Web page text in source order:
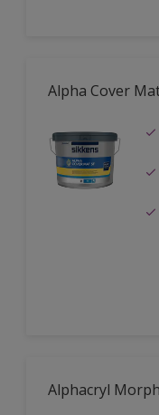
Alpha Cover
Alphacryl